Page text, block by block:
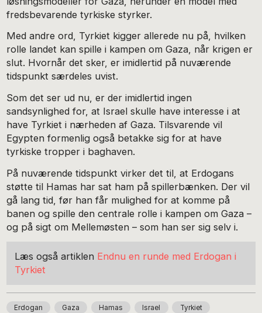
fredsbevarende tyrkiske styrker.
Med andre ord, Tyrkiet kigger allerede nu på, hvilken
rolle landet kan spille i kampen om Gaza, når krigen er
slut. Hvornår det sker, er imidlertid på nuværende
tidspunkt særdeles uvist.
Som det ser ud nu, er der imidlertid ingen
sandsynlighed for, at Israel skulle have interesse i at
have Tyrkiet i nærheden af Gaza. Tilsvarende vil
Egypten formenlig også betakke sig for at have
tyrkiske tropper i baghaven.
På nuværende tidspunkt virker det til, at Erdogans
støtte til Hamas har sat ham på spillerbænken. Der vil
gå lang tid, før han får mulighed for at komme på
banen og spille den centrale rolle i kampen om Gaza –
og på sigt om Mellemøsten – som han ser sig selv i.
Læs også artiklen Endnu en runde med Erdogan i
Tyrkiet
Erdogan Gaza Hamas Israel Tyrkiet